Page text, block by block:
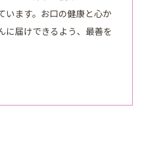
います。お口の健康と心か
に届けできるよう、最善を